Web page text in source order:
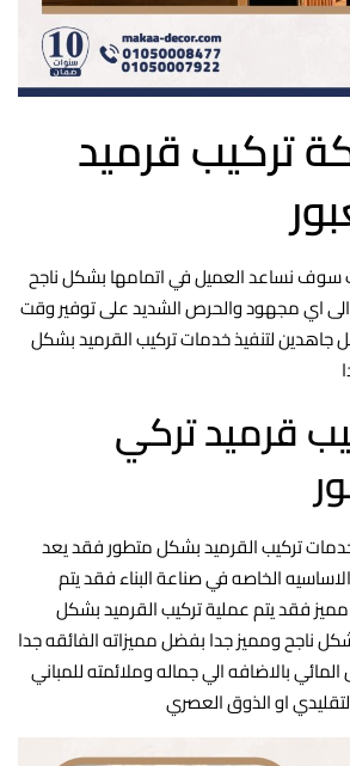
تركيب قرميد
سوف نساعد العميل في اتمامها بشكل ناجح
اي مجهود والحرص الشديد على توفير وقت
لتنفيذ خدمات تركيب القرميد بشكل
قرميد تركي
تركيب القرميد بشكل متطور فقد يعد
الخاصه في صناعة البناء فقد يتم
فقد يتم عملية تركيب القرميد بشكل
ناجح ومميز جدا بفضل مميزاته الفائقه جدا
بالاضافه الي جماله وملائمته للمباني